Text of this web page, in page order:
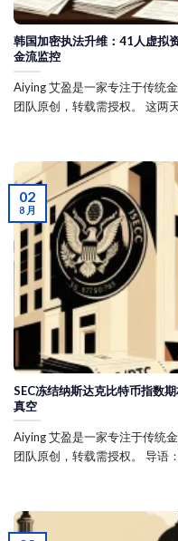
韩国加密执法升维：41人虚拟
金流监控
Aiying 艾盈是一家专注于传统
团队原创，转载需授权。 这两
SEC冻结纳斯达克比特币指数
真空
Aiying 艾盈是一家专注于传统
团队原创，转载需授权。 导语
02
8 月